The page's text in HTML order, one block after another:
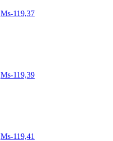
Ms-119,37
Ms-119,39
Ms-119,41